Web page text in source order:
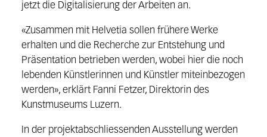
jetzt die Digitalisierung der Arbeiten an.
«Zusammen mit Helvetia sollen frühere Werke
erhalten und die Recherche zur Entstehung und
Präsentation betrieben werden, wobei hier die noch
lebenden Künstlerinnen und Künstler miteinbezogen
werden», erklärt Fanni Fetzer, Direktorin des
Kunstmuseums Luzern.
In der projektabschliessenden Ausstellung werden